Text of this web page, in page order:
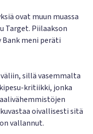
ovat muun muassa
Target. Piilaakson
meni peräti
sillä vasemmalta
kritiikki, jonka
oivallisesti sitä
vallannut.